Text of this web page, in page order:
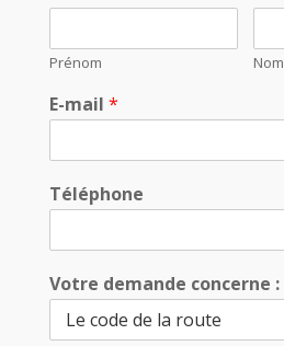
Prénom Nom
E-mail *
Téléphone
Votre demande concerne :